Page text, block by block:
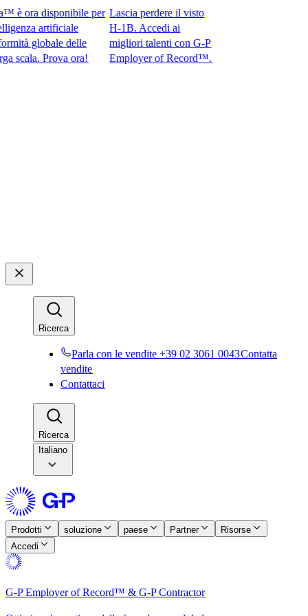
disponibile per
artificiale
globale delle
Prova ora!​​
Lascia perdere il visto
H-1B. Accedi ai
migliori talenti con G-P
Employer of Record™.​​
Ricerca​​
Parla con le vendite +39 02 3061 0043​​Contatta
vendite​​
Contattaci​​
Ricerca​​
Italiano
Prodotti​​ soluzione​​ paese​​ Partner​​
Risorse​​
Accedi​​
G-P Employer of Record™ & G-P Contractor​​